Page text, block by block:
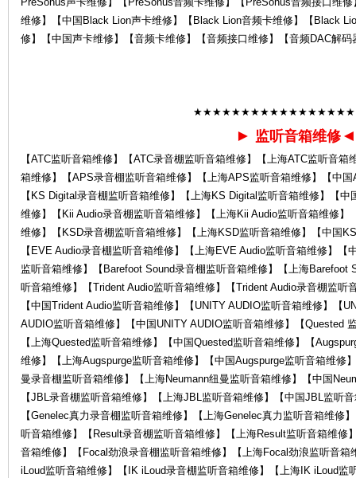
维修】【中国Black Lion声卡维修】【Black Lion音频卡维修】【Black
修】【中国声卡维修】【音频卡维修】【音频接口维修】【音频DAC解
► 监听音箱维修
【ATC监听音箱维修】【ATC录音棚监听音箱维修】【上海ATC监听音
箱维修】【APS录音棚监听音箱维修】【上海APS监听音箱维修】【中
【KS Digital录音棚监听音箱维修】【上海KS Digital监听音箱维修】【
维修】【Kii Audio录音棚监听音箱维修】【上海Kii Audio监听音箱维修
维修】【KSD录音棚监听音箱维修】【上海KSD监听音箱维修】【中国
【EVE Audio录音棚监听音箱维修】【上海EVE Audio监听音箱维修】
监听音箱维修】【Barefoot Sound录音棚监听音箱维修】【上海Barefoot
听音箱维修】【Trident Audio监听音箱维修】【Trident Audio录音棚监听
【中国Trident Audio监听音箱维修】【UNITY AUDIO监听音箱维修】【
AUDIO监听音箱维修】【中国UNITY AUDIO监听音箱维修】【Quested
【上海Quested监听音箱维修】【中国Quested监听音箱维修】【
维修】【上海Augspurge监听音箱维修】【中国Augspurge监听音箱维修
曼录音棚监听音箱维修】【上海Neumann纽曼监听音箱维修】【中国
【JBL录音棚监听音箱维修】【上海JBL监听音箱维修】【中国JBL监听
【Genelec真力录音棚监听音箱维修】【上海Genelec真力监听音箱维修
听音箱维修】【Result录音棚监听音箱维修】【上海Result监听音箱维修
音箱维修】【Focal劲浪录音棚监听音箱维修】【上海Focal劲浪监听音
iLoud监听音箱维修】【IK iLoud录音棚监听音箱维修】【上海IK iLoud监